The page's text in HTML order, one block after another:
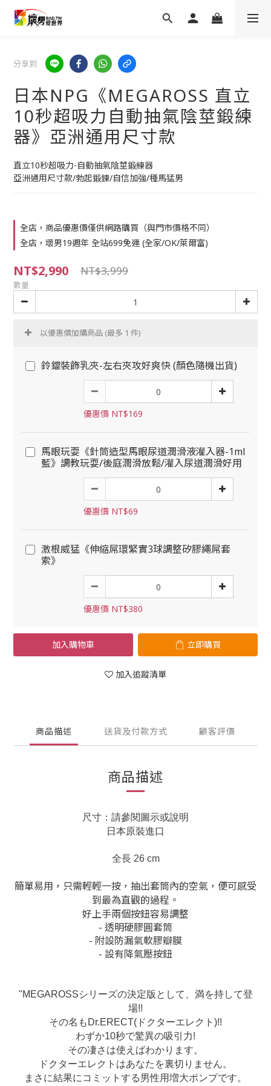
分享到
日本NPG《MEGAROSS 直立
10秒超吸力自動抽氣陰莖鍛練
器》亞洲通用尺寸款
直立10秒超吸力-自動抽氣陰莖鍛練器
亞洲通用尺寸款/勃起鍛鍊/自信加強/種馬猛男
全店，商品優惠價僅供網路購買（與門市價格不同）
全店，壞男19週年 全站699免運 (全家/OK/萊爾富)
NT$2,990 NT$3,999
數量
以優惠價加購商品 (最多 1 件)
鈴鐺裝飾乳夾-左右夾攻好爽快 (顏色隨機出貨)
優惠價 NT$169
馬眼玩耍《針筒造型馬眼尿道潤滑液灌入器-1ml
藍》調教玩耍/後庭潤滑放鬆/灌入尿道潤滑好用
優惠價 NT$69
激根威猛《伸縮屌環緊實3球調整矽膠繩屌套
索》
優惠價 NT$380
加入購物車 立即購買
加入追蹤清單
商品描述 送貨及付款方式 顧客評價
商品描述
尺寸：請參閱圖示或說明
日本原裝進口
全長 26 cm
簡單易用，只需輕輕一按，抽出套筒內的空氣，便可感受
到最為直觀的過程。
好上手兩個按鈕容易調整
- 透明硬膠圓套筒
- 附設防漏氣軟膠瓣膜
- 設有降氣壓按鈕
"MEGAROSSシリーズの決定版として、満を持して登
場!!
その名もDr.ERECT(ドクターエレクト)!!
わずか10秒で驚異の吸引力!
その凄さは使えばわかります。
ドクターエレクトはあなたを裏切りません。
まさに結果にコミットする男性用増大ポンプです。